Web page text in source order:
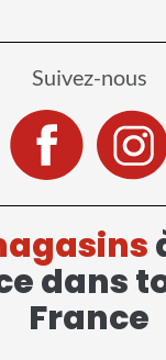
Suivez-nous
dans
France